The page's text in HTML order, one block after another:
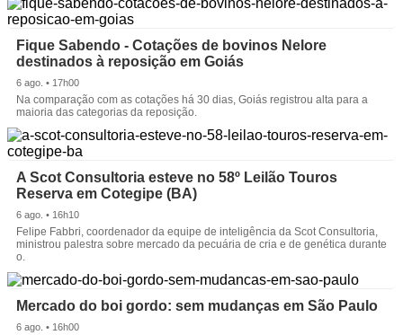
Fique Sabendo - Cotações de bovinos Nelore
destinados à reposição em Goiás
6 ago. • 17h00
Na comparação com as cotações há 30 dias, Goiás registrou alta para a
maioria das categorias da reposição.
A Scot Consultoria esteve no 58º Leilão Touros
Reserva em Cotegipe (BA)
6 ago. • 16h10
Felipe Fabbri, coordenador da equipe de inteligência da Scot Consultoria,
ministrou palestra sobre mercado da pecuária de cria e de genética durante
o.
Mercado do boi gordo: sem mudanças em São Paulo
6 ago. • 16h00